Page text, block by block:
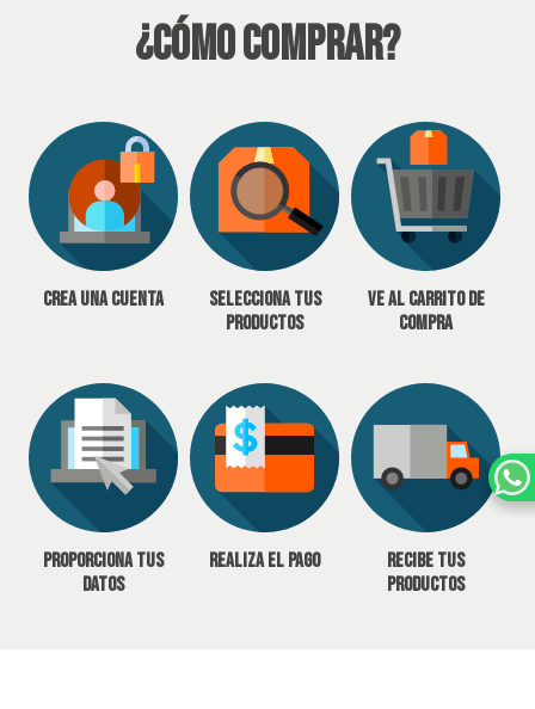
¿Cómo Comprar?
Crea una cuenta
Selecciona tus
productos
Ve al carrito de
compra
Proporciona tus
datos
Realiza el pago
Recibe tus
productos